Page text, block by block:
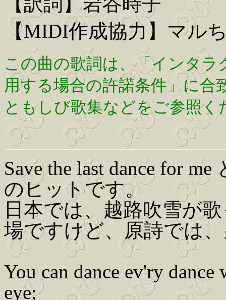
【MIDI作成協力】マル
この曲の歌詞は、「インタ
用する場合の許諾条件」に合
ともしび歌集などをご参照く
Save the last dance for
のヒットです。
日本では、越路吹雪が
場ですけど、原詩では
You can dance ev'ry
eye;